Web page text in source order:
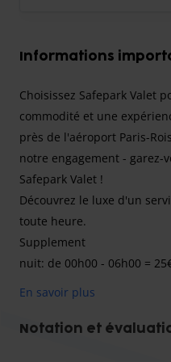
Informations
Choisissez Safepark Valet
commodité et une
près de l'aéroport Paris-
notre engagement - garez-
Safepark Valet !
Découvrez le luxe d'un
toute heure.
Supplement
nuit: de 00h00 - 06h00 =
heure supplémentaire.
En savoir plus
Notation et